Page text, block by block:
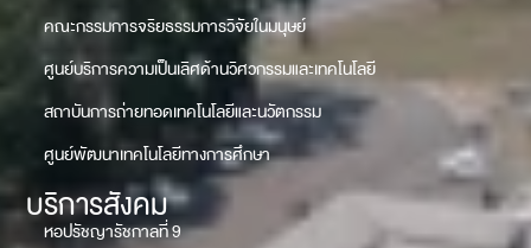
คณะกรรมการจริยธรรมการวิจัยในมนุษย์
ศูนย์บริการความเป็นเลิศด้านวิศวกรรมและเทคโนโลยี
สถาบันการถ่ายทอดเทคโนโลยีและนวัตกรรม
ศูนย์พัฒนาเทคโนโลยีทางการศึกษา
บริการสังคม
หอปรัชญารัชกาลที่ 9